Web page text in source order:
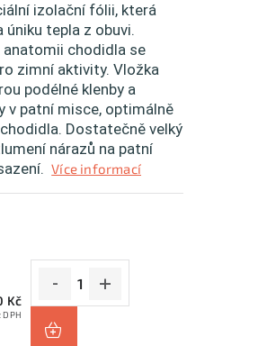
izolační fólii, která
úniku tepla z obuvi.
anatomii chodidla se
zimní aktivity. Vložka
podélné klenby a
v patní misce, optimálně
Dostatečně velký
nárazů na patní
Více informací
Kč
DPH